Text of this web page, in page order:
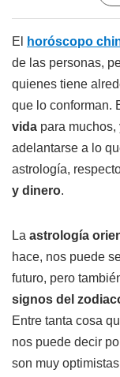
El horóscopo
de las personas,
quienes tiene
que lo conforman.
vida para
adelantarse a lo
astrología,
y dinero.
La astrología
hace, nos puede
futuro, pero
signos del
Entre tanta cosa
nos puede decir
son muy